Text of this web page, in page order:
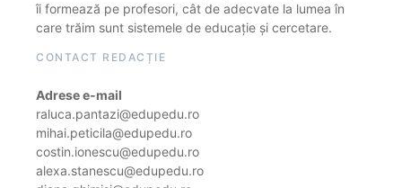
îi formează pe profesori, cât de adecvate la lumea în
care trăim sunt sistemele de educație și cercetare.
CONTACT REDACȚIE
Adrese e-mail
raluca.pantazi@edupedu.ro
mihai.peticila@edupedu.ro
costin.ionescu@edupedu.ro
alexa.stanescu@edupedu.ro